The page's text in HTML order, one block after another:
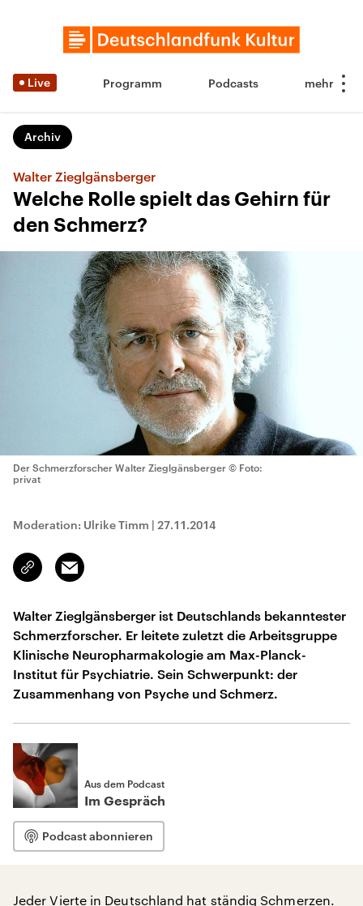
Live Programm Podcasts
Archiv
Walter Zieglgänsberger
Welche Rolle spielt das Gehirn für
den Schmerz?
Der Schmerzforscher Walter Zieglgänsberger © Foto:
privat
Moderation: Ulrike Timm | 27.11.2014
Link
kopieren/teilen
Email
Walter Zieglgänsberger ist Deutschlands bekanntester
Schmerzforscher. Er leitete zuletzt die Arbeitsgruppe
Klinische Neuropharmakologie am Max-Planck-
Institut für Psychiatrie. Sein Schwerpunkt: der
Zusammenhang von Psyche und Schmerz.
Aus dem Podcast
Im Gespräch
Podcast abonnieren
Jeder Vierte in Deutschland hat ständig Schmerzen.